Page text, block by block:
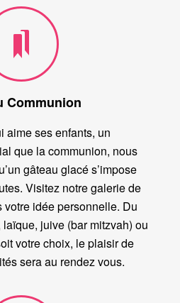
Communion
aime ses enfants, un
que la communion, nous
gâteau glacé s’impose
Visitez notre galerie de
idée personnelle. Du
juive (bar mitzvah) ou
votre choix, le plaisir de
sera au rendez vous.